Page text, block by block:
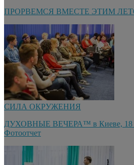
ПРОРВЕМСЯ ВМЕСТЕ ЭТИМ
СИЛА ОКРУЖЕНИЯ
ДУХОВНЫЕ ВЕЧЕРА™ в Киеве, 18
Фотоотчет